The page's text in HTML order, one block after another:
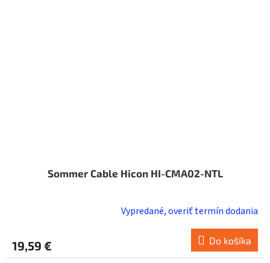
Sommer Cable Hicon HI-CMA02-NTL
Vypredané, overiť termín dodania
19,59 € Do košíka